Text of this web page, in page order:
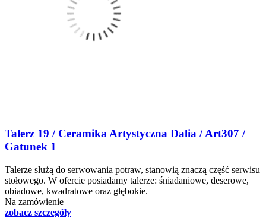
Talerz 19 / Ceramika Artystyczna Dalia / Art307 /
Gatunek 1
Talerze służą do serwowania potraw, stanowią znaczą część serwisu
stołowego. W ofercie posiadamy talerze: śniadaniowe, deserowe,
obiadowe, kwadratowe oraz głębokie.
Na zamówienie
zobacz szczegóły